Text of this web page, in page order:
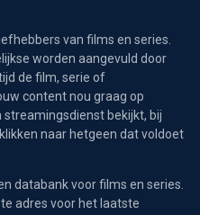
van films en series.
worden aangevuld door
de film, serie of
content nou graag op
streamingsdienst bekijkt, bij
naar hetgeen dat voldoet
databank voor films en series.
adres voor het laatste